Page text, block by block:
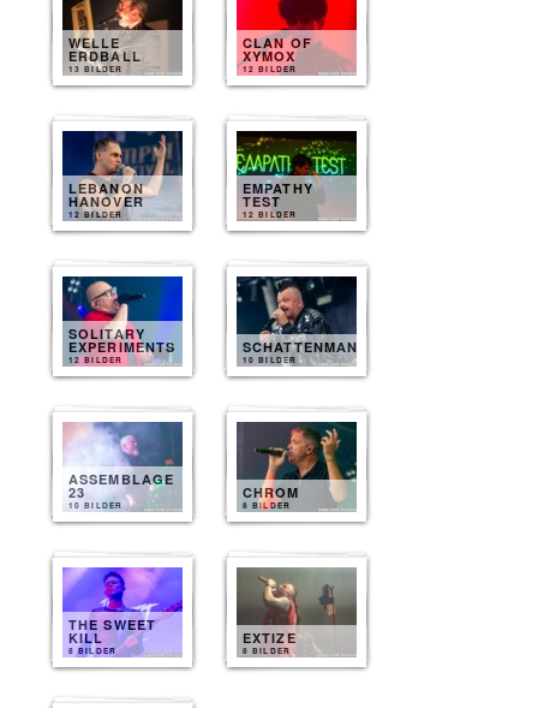
WELLE
ERDBALL
13 BILDER
CLAN OF
XYMOX
12 BILDER
LEBANON
HANOVER
12 BILDER
EMPATHY
TEST
12 BILDER
SOLITARY
EXPERIMENTS
12 BILDER
SCHATTENMANN
10 BILDER
ASSEMBLAGE
23
10 BILDER
CHROM
8 BILDER
THE SWEET
KILL
8 BILDER
EXTIZE
8 BILDER